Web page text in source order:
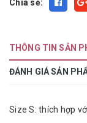
Chia sẻ:
THÔNG TIN SẢN
ĐÁNH GIÁ SẢN
Size S: thích hợp